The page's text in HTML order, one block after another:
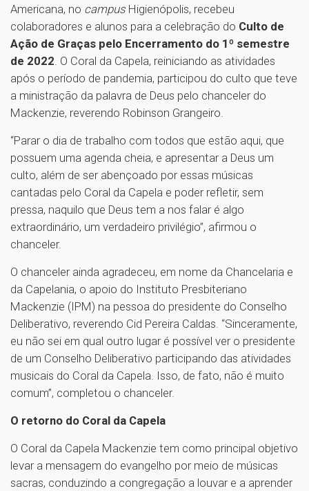
Americana, no campus Higienópolis, recebeu
colaboradores e alunos para a celebração do Culto de
Ação de Graças pelo Encerramento do 1º semestre
de 2022. O Coral da Capela, reiniciando as atividades
após o período de pandemia, participou do culto que teve
a ministração da palavra de Deus pelo chanceler do
Mackenzie, reverendo Robinson Grangeiro.
“Parar o dia de trabalho com todos que estão aqui, que
possuem uma agenda cheia, e apresentar a Deus um
culto, além de ser abençoado por essas músicas
cantadas pelo Coral da Capela e poder refletir, sem
pressa, naquilo que Deus tem a nos falar é algo
extraordinário, um verdadeiro privilégio”, afirmou o
chanceler.
O chanceler ainda agradeceu, em nome da Chancelaria e
da Capelania, o apoio do Instituto Presbiteriano
Mackenzie (IPM) na pessoa do presidente do Conselho
Deliberativo, reverendo Cid Pereira Caldas. “Sinceramente,
eu não sei em qual outro lugar é possível ver o presidente
de um Conselho Deliberativo participando das atividades
musicais do Coral da Capela. Isso, de fato, não é muito
comum”, completou o chanceler.
O retorno do Coral da Capela
O Coral da Capela Mackenzie tem como principal objetivo
levar a mensagem do evangelho por meio de músicas
sacras, conduzindo a congregação a louvar e a aprender